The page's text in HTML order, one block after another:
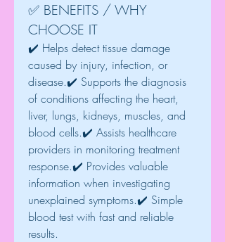
✅ BENEFITS / WHY
CHOOSE IT
✔️ Helps detect tissue damage
caused by injury, infection, or
disease.✔️ Supports the diagnosis
of conditions affecting the heart,
liver, lungs, kidneys, muscles, and
blood cells.✔️ Assists healthcare
providers in monitoring treatment
response.✔️ Provides valuable
information when investigating
unexplained symptoms.✔️ Simple
blood test with fast and reliable
results.